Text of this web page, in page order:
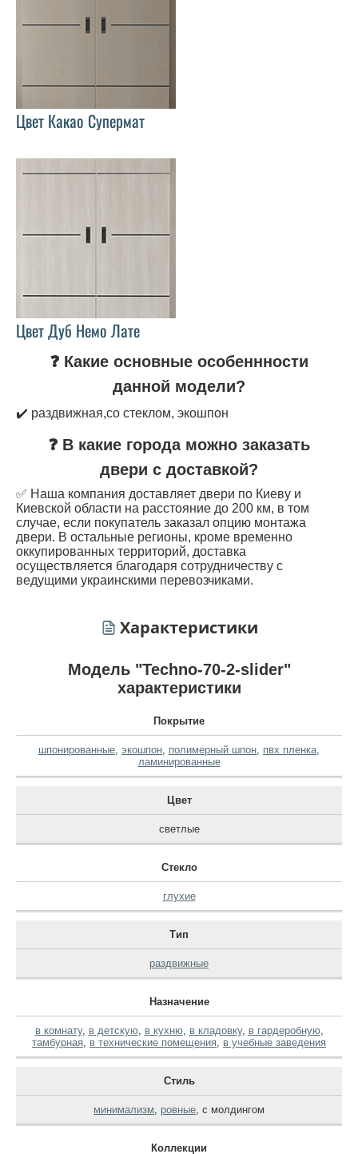
Цвет Какао Супермат
Цвет Дуб Немо Лате
❓ Какие основные особеннности
данной модели?
✔️ раздвижная,со стеклом, экошпон
❓ В какие города можно заказать
двери с доставкой?
✅ Наша компания доставляет двери по Киеву и
Киевской области на расстояние до 200 км, в том
случае, если покупатель заказал опцию монтажа
двери. В остальные регионы, кроме временно
оккупированных территорий, доставка
осуществляется благодаря сотрудничеству с
ведущими украинскими перевозчиками.
Характеристики
Модель "Techno-70-2-slider"
характеристики
Покрытие
шпонированные экошпон полимерный шпон пвх пленка
ламинированные
Цвет
светлые
Стекло
глухие
Тип
раздвижные
Назначение
в комнату, в детскую, в кухню, в кладовку, в гардеробную,
тамбурная в технические помещения в учебные заведения
Стиль
минимализм ровные с молдингом
Коллекции